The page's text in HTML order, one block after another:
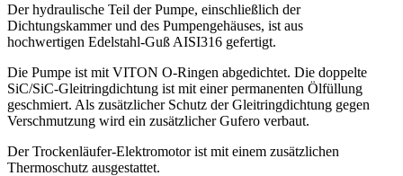
Der hydraulische Teil der Pumpe, einschließlich der
Dichtungskammer und des Pumpengehäuses, ist aus
hochwertigen Edelstahl-Guß AISI316 gefertigt.
Die Pumpe ist mit VITON O-Ringen abgedichtet. Die doppelte
SiC/SiC-Gleitringdichtung ist mit einer permanenten Ölfüllung
geschmiert. Als zusätzlicher Schutz der Gleitringdichtung gegen
Verschmutzung wird ein zusätzlicher Gufero verbaut.
Der Trockenläufer-Elektromotor ist mit einem zusätzlichen
Thermoschutz ausgestattet.